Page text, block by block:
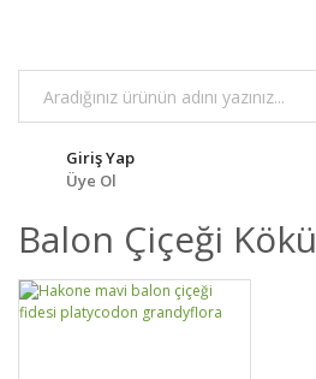
Giriş Yap
Üye Ol
Balon Çiçeği Kökü